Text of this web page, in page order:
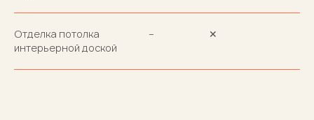
Отделка потолка
интерьерной доской
– ✕